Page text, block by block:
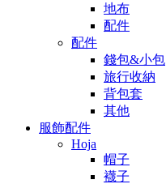
地布
配件
配件
錢包&小包
旅行收納
背包套
其他
服飾配件
Hoja
帽子
襪子